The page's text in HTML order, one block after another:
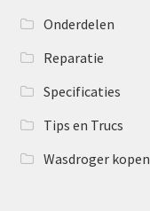
Onderdelen
Reparatie
Specificaties
Tips en Trucs
Wasdroger kopen